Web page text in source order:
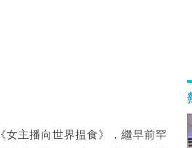
主播向世界揾食》，繼早前罕